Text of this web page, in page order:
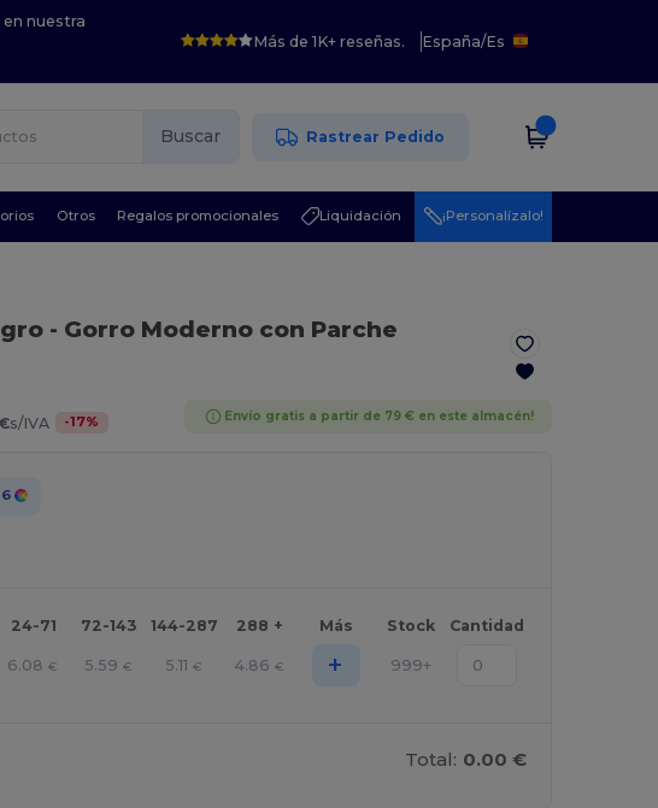
nuestra
Más de 1K+ reseñas. España/Es
Buscar Rastrear Pedido
Otros Regalos promocionales Liquidación ¡Personalízalo!
- Gorro Moderno con Parche
s/IVA -17% Envío gratis a partir de 79 € en este almacén!
6
24-71 72-143 144-287 288 + Más Stock Cantidad
6.08 € 5.59 € 5.11 € 4.86 € + 999+
Total: 0.00 €